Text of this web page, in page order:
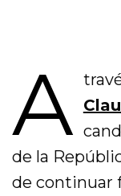
A
de la
de continuar